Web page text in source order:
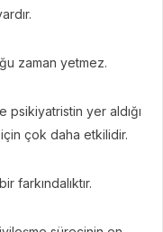
zaman yetmez.
yer aldığı
çok daha etkilidir.
farkındalıktır.